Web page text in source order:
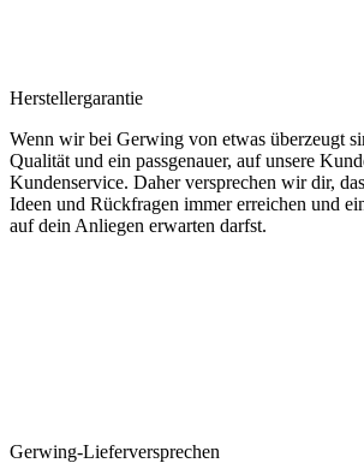
Herstellergarantie
Wenn wir bei Gerwing von etwas überzeugt
Qualität und ein passgenauer, auf unsere
Kundenservice. Daher versprechen wir dir,
Ideen und Rückfragen immer erreichen und
auf dein Anliegen erwarten darfst.
Gerwing-Lieferversprechen